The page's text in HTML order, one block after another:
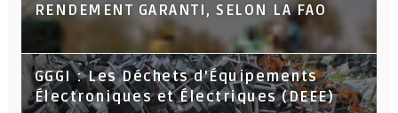
RENDEMENT GARANTI, SELON LA FAO
GGGI : Les Déchets d’Équipements
Électroniques et Électriques (DEEE)